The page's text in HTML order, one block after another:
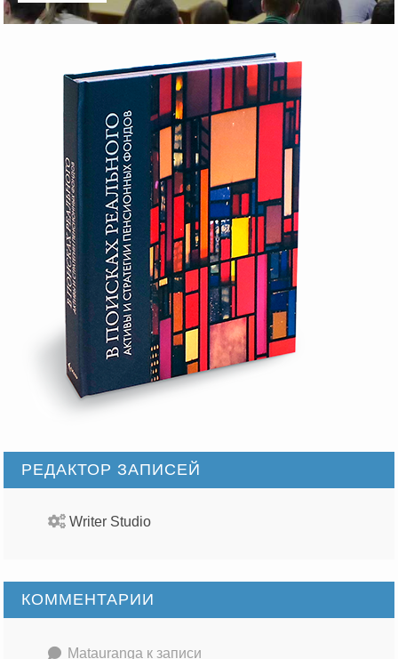
РЕДАКТОР ЗАПИСЕЙ
Writer Studio
КОММЕНТАРИИ
Matauranga к записи